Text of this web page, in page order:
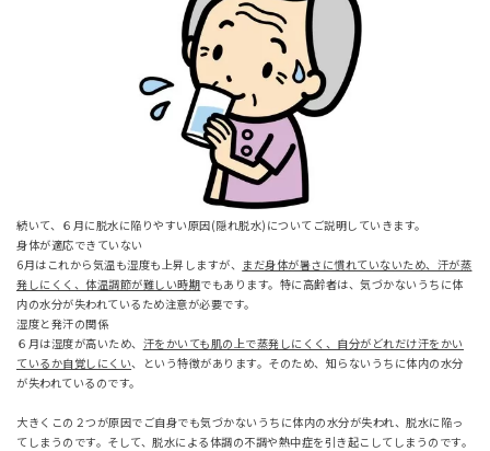
続いて、６月に脱水に陥りやすい原因(隠れ脱水)についてご説明していきます。
身体が適応できていない
6月はこれから気温も湿度も上昇しますが、 まだ身体が暑さに慣れていないため、汗が蒸
発しにくく、体温調節が難しい時期でもあります。特に高齢者は、気づかないうちに体
内の水分が失われているため注意が必要です。
湿度と発汗の関係
６月は湿度が高いため、 汗をかいても肌の上で蒸発しにくく、自分がどれだけ汗をかい
ているか自覚しにくい、という特徴があります。そのため、知らないうちに体内の水分
が失われているのです。
大きくこの２つが原因でご自身でも気づかないうちに体内の水分が失われ、脱水に陥っ
てしまうのです。そして、脱水による体調の不調や熱中症を引き起こしてしまうのです。